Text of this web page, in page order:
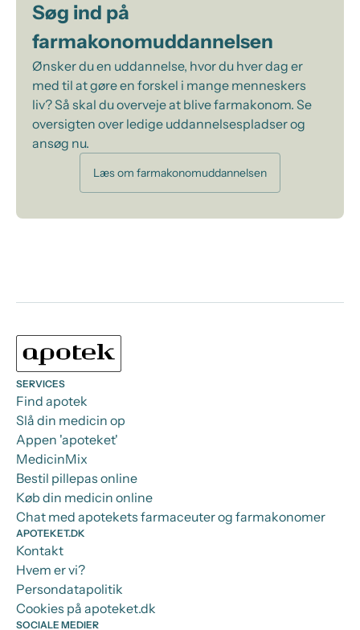
Søg ind på
farmakonomuddannelsen
Ønsker du en uddannelse, hvor du hver dag er
med til at gøre en forskel i mange menneskers
liv? Så skal du overveje at blive farmakonom. Se
oversigten over ledige uddannelsespladser og
ansøg nu.
Læs om farmakonomuddannelsen
SERVICES
Find apotek
Slå din medicin op
Appen 'apoteket'
MedicinMix
Bestil pillepas online
Køb din medicin online
Chat med apotekets farmaceuter og farmakonomer
APOTEKET.DK
Kontakt
Hvem er vi?
Persondatapolitik
Cookies på apoteket.dk
SOCIALE MEDIER